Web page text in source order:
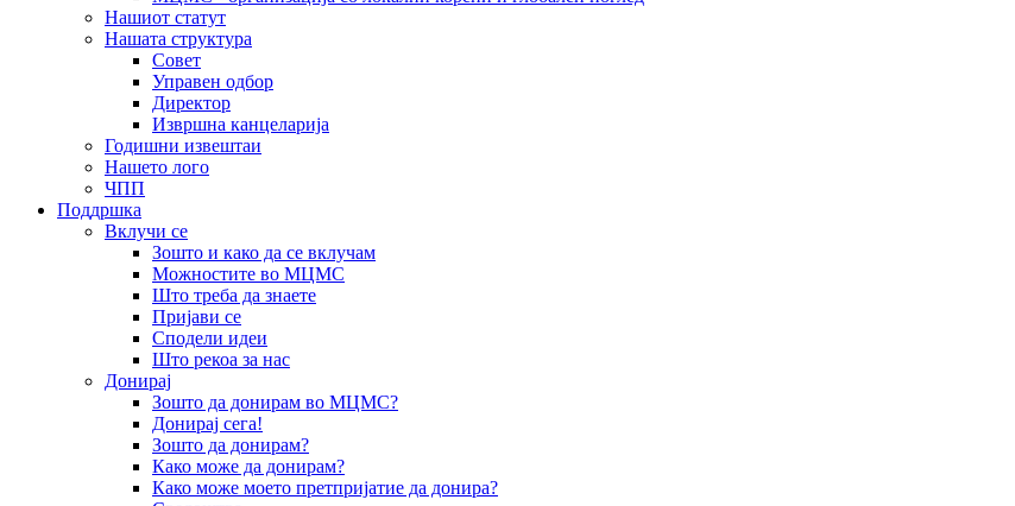
Нашиот статут
Нашата структура
Совет
Управен одбор
Директор
Извршна канцеларија
Годишни извештаи
Нашето лого
ЧПП
Поддршка
Вклучи се
Зошто и како да се вклучам
Можностите во МЦМС
Што треба да знаете
Пријави се
Сподели идеи
Што рекоа за нас
Донирај
Зошто да донирам во МЦМС?
Донирај сега!
Зошто да донирам?
Како може да донирам?
Како може моето претпријатие да донира?